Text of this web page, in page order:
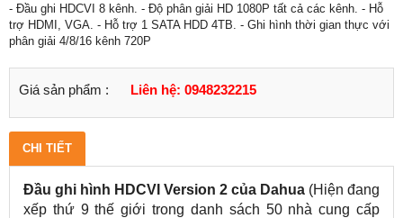
- Đầu ghi HDCVI 8 kênh. - Độ phân giải HD 1080P tất cả các kênh. - Hỗ
trợ HDMI, VGA. - Hỗ trợ 1 SATA HDD 4TB. - Ghi hình thời gian thực với
phân giải 4/8/16 kênh 720P
Giá sản phẩm : Liên hệ: 0948232215
CHI TIẾT
Đầu ghi hình HDCVI Version 2 của Dahua (Hiện đang
xếp thứ 9 thế giới trong danh sách 50 nhà cung cấp